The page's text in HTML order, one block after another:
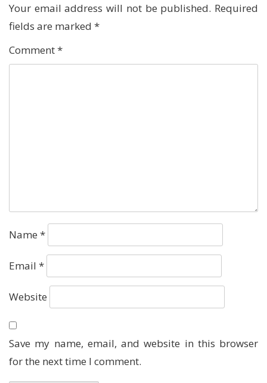
Your email address will not be published. Required
fields are marked *
Comment*
Name *
Email *
Website
Save my name, email, and website in this browser
for the next time I comment.